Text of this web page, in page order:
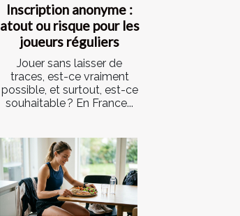
Inscription anonyme :
atout ou risque pour les
joueurs réguliers
Jouer sans laisser de
traces, est-ce vraiment
possible, et surtout, est-ce
souhaitable ? En France...